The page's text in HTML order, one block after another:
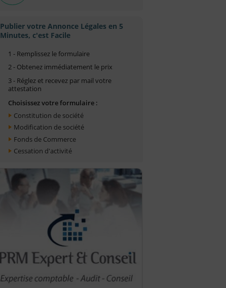
Publier votre Annonce Légales en 5
Minutes, c'est Facile
1 - Remplissez le formulaire
2 - Obtenez immédiatement le prix
3 - Réglez et recevez par mail votre
attestation
Choisissez votre formulaire :
Constitution de société
Modification de société
Fonds de Commerce
Cessation d'activité